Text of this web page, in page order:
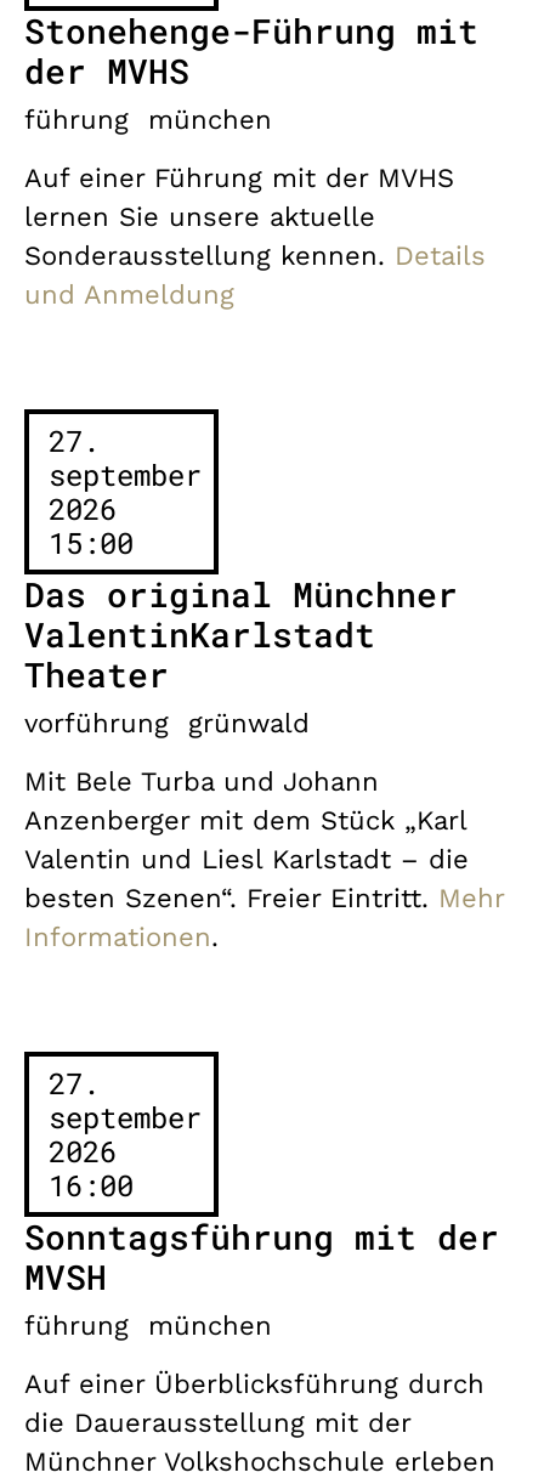
Stonehenge-Führung mit
der MVHS
führung
münchen
Auf einer Führung mit der MVHS
lernen Sie unsere aktuelle
Sonderausstellung kennen. Details
und Anmeldung
27.
september
2026
15:00
Das original Münchner
ValentinKarlstadt
Theater
vorführung
grünwald
Mit Bele Turba und Johann
Anzenberger mit dem Stück „Karl
Valentin und Liesl Karlstadt – die
besten Szenen“. Freier Eintritt. Mehr
Informationen.
27.
september
2026
16:00
Sonntagsführung mit der
MVSH
führung
münchen
Auf einer Überblicksführung durch
die Dauerausstellung mit der
Münchner Volkshochschule erleben